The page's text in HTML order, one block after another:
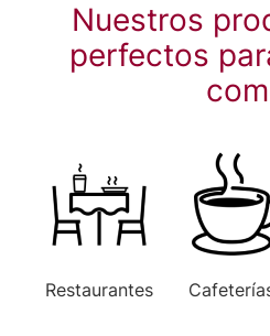
Nuestros
perfectos
Restaurantes